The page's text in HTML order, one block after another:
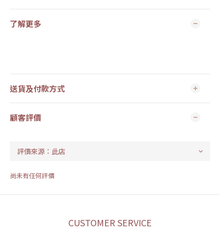
了解更多
送貨及付款方式
顧客評價
尚未有任何評價
CUSTOMER SERVICE